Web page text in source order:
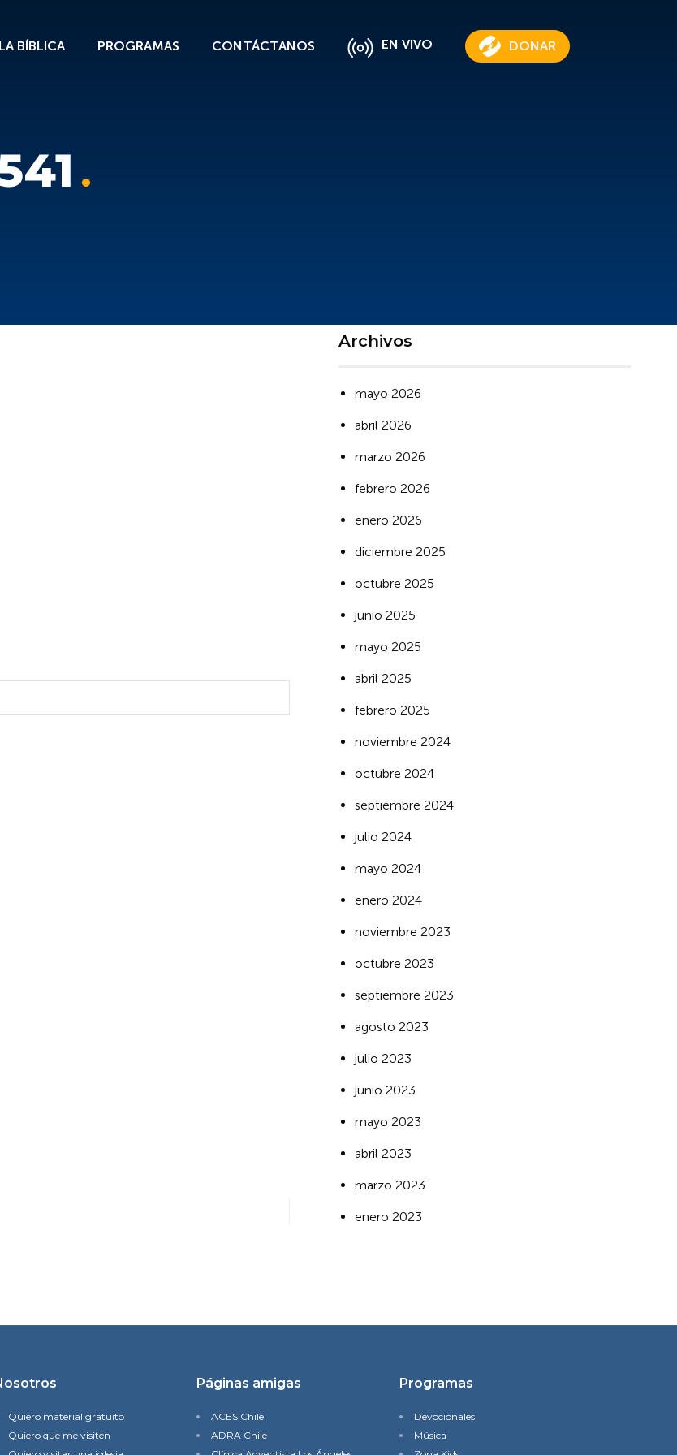
BÍBLICA PROGRAMAS CONTÁCTANOS EN VIVO DONAR
Archivos
mayo 2026
abril 2026
marzo 2026
febrero 2026
enero 2026
diciembre 2025
octubre 2025
junio 2025
mayo 2025
abril 2025
febrero 2025
noviembre 2024
octubre 2024
septiembre 2024
julio 2024
mayo 2024
enero 2024
noviembre 2023
octubre 2023
septiembre 2023
agosto 2023
julio 2023
junio 2023
mayo 2023
abril 2023
marzo 2023
enero 2023
Quiero material gratuito
Quiero que me visiten
Páginas amigas
ACES Chile
ADRA Chile
Programas
Devocionales
Música